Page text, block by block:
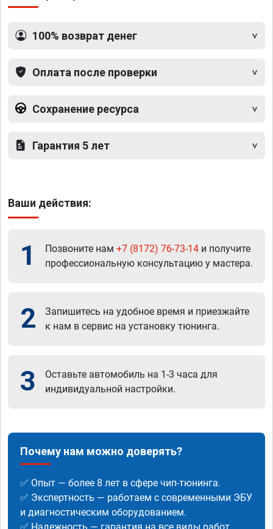
100% возврат денег
Оплата после проверки
Сохранение ресурса
Гарантия 5 лет
Ваши действия:
1 Позвоните нам +7 (8172) 76-73-14 и получите
профессиональную консультацию у мастера.
2
Запишитесь на удобное время и приезжайте
к нам в сервис на установку тюнинга.
3
Оставьте автомобиль на 1-3 часа для
индивидуальной настройки.
Почему нам можно доверять?
✅ Опыт — более 8 лет в сфере чип-тюнинга.
✅ Экспертность — работаем с современными ЭБУ
и диагностическим оборудованием.